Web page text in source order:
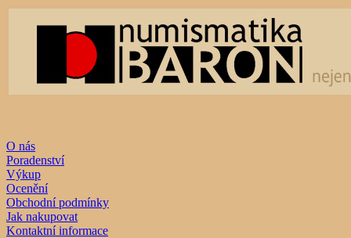
O nás
Poradenství
Výkup
Ocenění
Obchodní podmínky
Jak nakupovat
Kontaktní informace